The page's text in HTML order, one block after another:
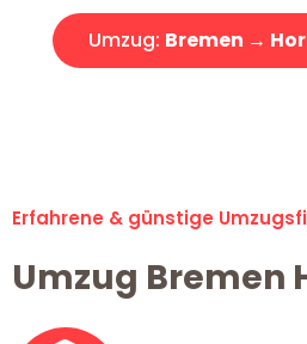
Umzug: Bremen →
Erfahrene & günstige
Umzug Bremen